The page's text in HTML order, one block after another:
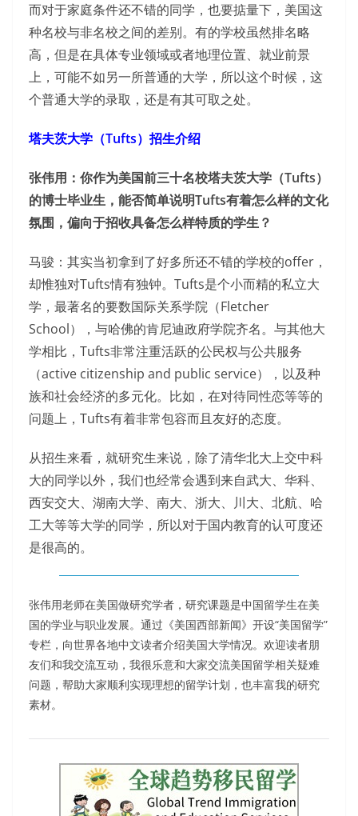
而对于家庭条件还不错的同学，也要掂量下，美国这
种名校与非名校之间的差别。有的学校虽然排名略
高，但是在具体专业领域或者地理位置、就业前景
上，可能不如另一所普通的大学，所以这个时候，这
个普通大学的录取，还是有其可取之处。
塔夫茨大学（Tufts）招生介绍
张伟用：你作为美国前三十名校塔夫茨大学（Tufts）
的博士毕业生，能否简单说明Tufts有着怎么样的文化
氛围，偏向于招收具备怎么样特质的学生？
马骏：其实当初拿到了好多所还不错的学校的offer，
却惟独对Tufts情有独钟。Tufts是个小而精的私立大
学，最著名的要数国际关系学院（Fletcher
School），与哈佛的肯尼迪政府学院齐名。与其他大
学相比，Tufts非常注重活跃的公民权与公共服务
（active citizenship and public service），以及种
族和社会经济的多元化。比如，在对待同性恋等等的
问题上，Tufts有着非常包容而且友好的态度。
从招生来看，就研究生来说，除了清华北大上交中科
大的同学以外，我们也经常会遇到来自武大、华科、
西安交大、湖南大学、南大、浙大、川大、北航、哈
工大等等大学的同学，所以对于国内教育的认可度还
是很高的。
张伟用老师在美国做研究学者，研究课题是中国留学生在美
国的学业与职业发展。通过《美国西部新闻》开设“美国留学”
专栏，向世界各地中文读者介绍美国大学情况。欢迎读者朋
友们和我交流互动，我很乐意和大家交流美国留学相关疑难
问题，帮助大家顺利实现理想的留学计划，也丰富我的研究
素材。